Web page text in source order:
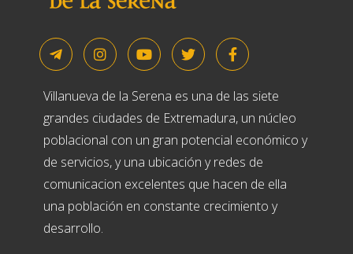
Villanueva de la Serena es una de las siete
grandes ciudades de Extremadura, un núcleo
poblacional con un gran potencial económico y
de servicios, y una ubicación y redes de
comunicacion excelentes que hacen de ella
una población en constante crecimiento y
desarrollo.